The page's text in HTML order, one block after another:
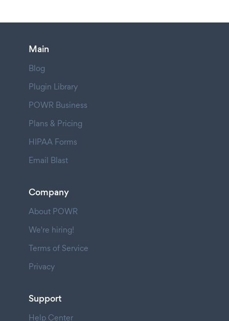
Main
Blog
Plugin Library
POWR Business
Plans & Pricing
HIPAA Forms
Email Blast
Company
About POWR
We're hiring!
Terms of Service
Privacy
Support
Help Center